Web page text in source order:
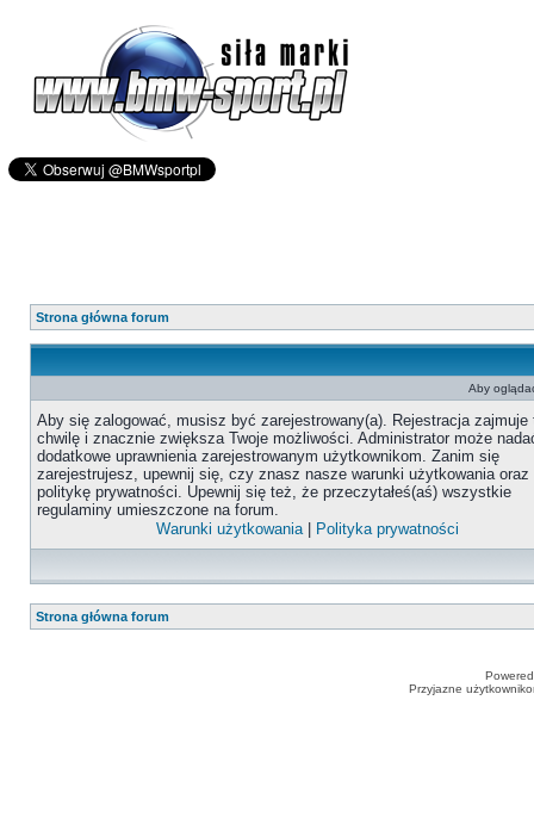
Strona główna forum
Aby
Aby się zalogować, musisz być zarejestrowany(a). Rejestracja zajmuje
chwilę i znacznie zwiększa Twoje możliwości. Administrator może
dodatkowe uprawnienia zarejestrowanym użytkownikom. Zanim się
zarejestrujesz, upewnij się, czy znasz nasze warunki użytkowania oraz
politykę prywatności. Upewnij się też, że przeczytałeś(aś) wszystkie
regulaminy umieszczone na forum.
Warunki użytkowania| Polityka prywatności
Strona główna forum
Przyjazne